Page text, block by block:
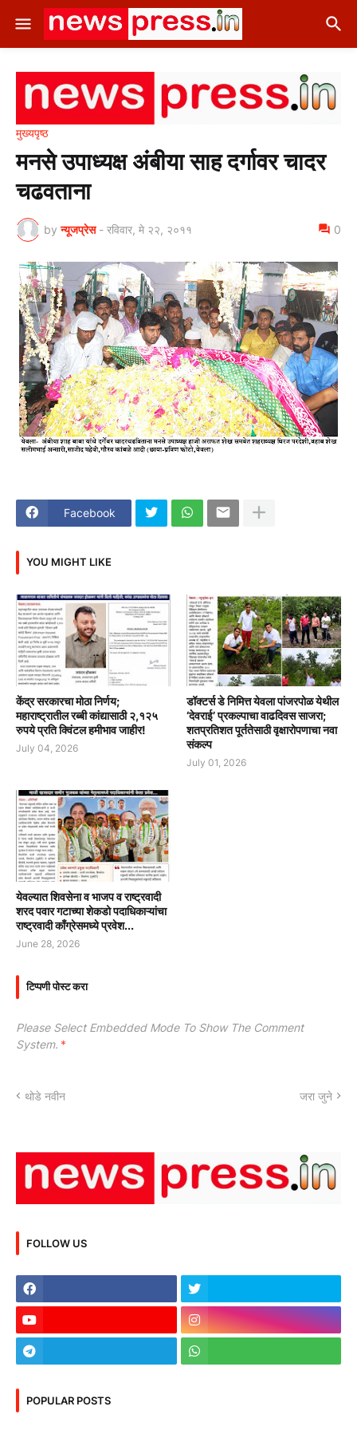
मुख्यपृष्ठ
मनसे उपाध्यक्ष अंबीया साह दर्गावर चादर
चढवताना
by न्यूजप्रेस - रविवार, मे २२, २०११ 0
Facebook
YOU MIGHT LIKE
केंद्र सरकारचा मोठा निर्णय;
महाराष्ट्रातील रब्बी कांद्यासाठी २,१२५
रुपये प्रति क्विंटल हमीभाव जाहीर!
July 04, 2026
डॉक्टर्स डे निमित्त येवला पांजरपोळ येथील
‘देवराई’ प्रकल्पाचा वाढदिवस साजरा;
शतप्रतिशत पूर्ततेसाठी वृक्षारोपणाचा नवा
संकल्प
July 01, 2026
येवल्यात शिवसेना व भाजप व राष्ट्रवादी
शरद पवार गटाच्या शेकडो पदाधिकाऱ्यांचा
राष्ट्रवादी काँग्रेसमध्ये प्रवेश...
June 28, 2026
टिप्पणी पोस्ट करा
Please Select Embedded Mode To Show The Comment
System. *
थोडे नवीन जरा जुने
FOLLOW US
POPULAR POSTS